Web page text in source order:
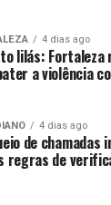
4 dias ago
lilás: Fortaleza
a violência
4 dias ago
de chamadas
regras de